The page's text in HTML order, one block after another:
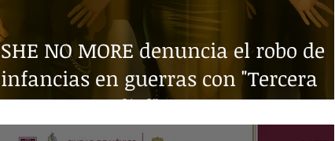
SHE NO MORE denuncia el robo de
infancias en guerras con "Tercera
Guerra Mundial"